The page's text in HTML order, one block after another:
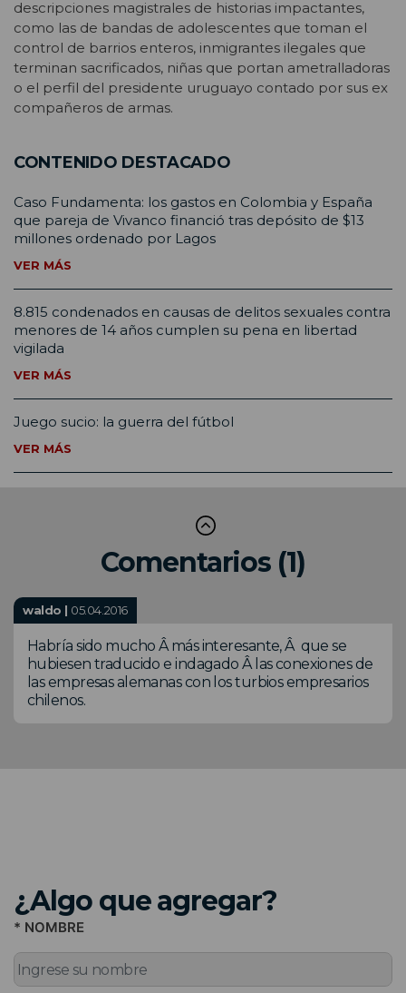
descripciones magistrales de historias impactantes,
como las de bandas de adolescentes que toman el
control de barrios enteros, inmigrantes ilegales que
terminan sacrificados, niñas que portan ametralladoras
o el perfil del presidente uruguayo contado por sus ex
compañeros de armas.
CONTENIDO DESTACADO
Caso Fundamenta: los gastos en Colombia y España
que pareja de Vivanco financió tras depósito de $13
millones ordenado por Lagos
VER MÁS
8.815 condenados en causas de delitos sexuales contra
menores de 14 años cumplen su pena en libertad
vigilada
VER MÁS
Juego sucio: la guerra del fútbol
VER MÁS
Comentarios (1)
waldo | 05.04.2016
Habría sido mucho Â más interesante, Â que se
hubiesen traducido e indagado Â las conexiones de
las empresas alemanas con los turbios empresarios
chilenos.
¿Algo que agregar?
* NOMBRE